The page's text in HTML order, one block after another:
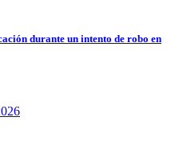
durante un intento de robo en